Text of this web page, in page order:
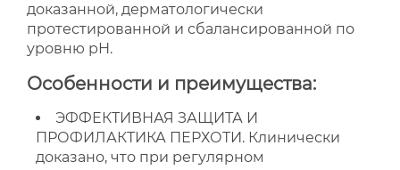
доказанной, дерматологически
протестированной и сбалансированной по
уровню рН.
Особенности и преимущества:
ЭФФЕКТИВНАЯ ЗАЩИТА И
ПРОФИЛАКТИКА ПЕРХОТИ. Клинически
доказано, что при регулярном